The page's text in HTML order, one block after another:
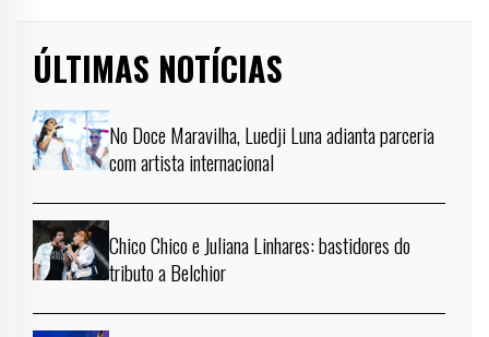
ÚLTIMAS NOTÍCIAS
No Doce Maravilha, Luedji Luna adianta parceria
com artista internacional
Chico Chico e Juliana Linhares: bastidores do
tributo a Belchior